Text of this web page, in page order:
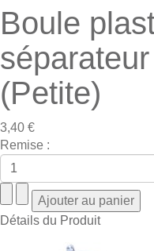
Boule
(Petite)
3,40 €
Remise :
Détails du Produit